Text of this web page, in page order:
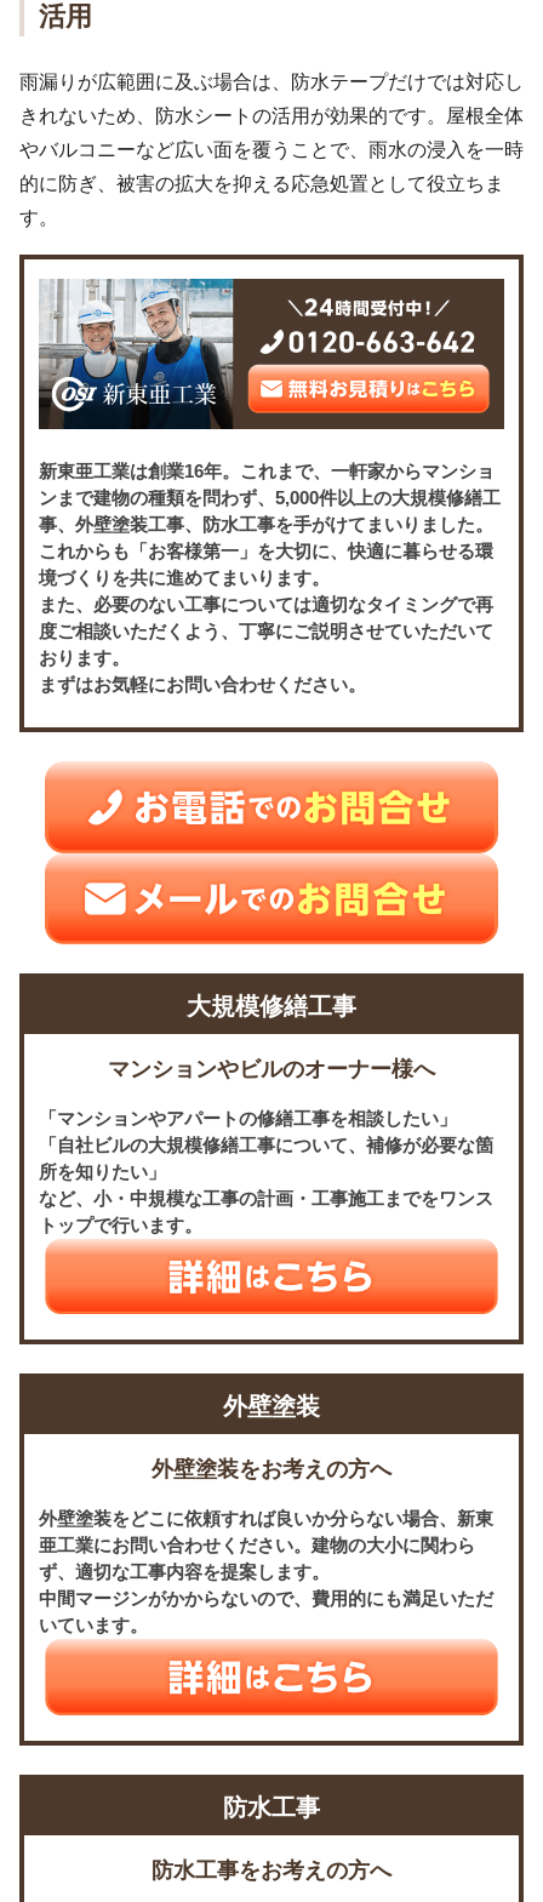
活用
雨漏りが広範囲に及ぶ場合は、防水テープだけでは対応し
きれないため、防水シートの活用が効果的です。屋根全体
やバルコニーなど広い面を覆うことで、雨水の浸入を一時
的に防ぎ、被害の拡大を抑える応急処置として役立ちま
す。
新東亜工業は創業16年。これまで、一軒家からマンショ
ンまで建物の種類を問わず、5,000件以上の大規模修繕工
事、外壁塗装工事、防水工事を手がけてまいりました。
これからも「お客様第一」を大切に、快適に暮らせる環
境づくりを共に進めてまいります。
また、必要のない工事については適切なタイミングで再
度ご相談いただくよう、丁寧にご説明させていただいて
おります。
まずはお気軽にお問い合わせください。
大規模修繕工事
マンションやビルのオーナー様へ
「マンションやアパートの修繕工事を相談したい」
「自社ビルの大規模修繕工事について、補修が必要な箇
所を知りたい」
など、小・中規模な工事の計画・工事施工までをワンス
トップで行います。
外壁塗装
外壁塗装をお考えの方へ
外壁塗装をどこに依頼すれば良いか分らない場合、新東
亜工業にお問い合わせください。建物の大小に関わら
ず、適切な工事内容を提案します。
中間マージンがかからないので、費用的にも満足いただ
いています。
防水工事
防水工事をお考えの方へ